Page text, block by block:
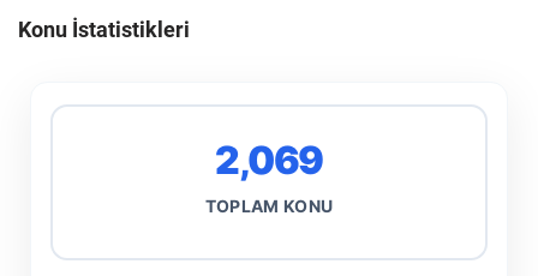
Konu İstatistikleri
2,069
TOPLAM KONU